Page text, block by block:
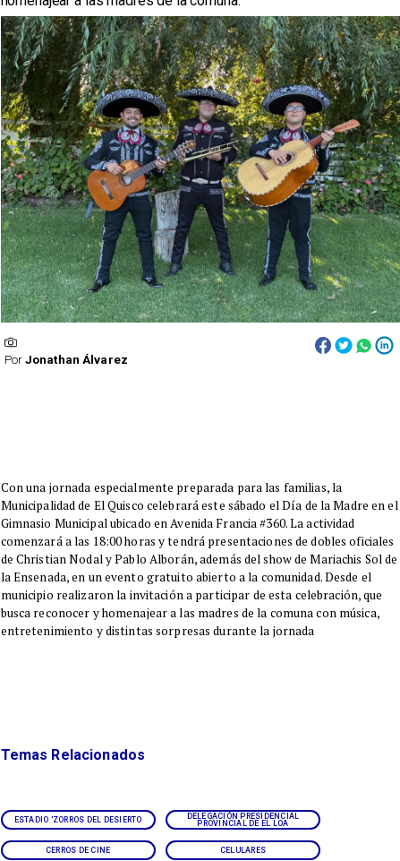
Por Jonathan Álvarez
​Con una jornada especialmente preparada para las familias, la
Municipalidad de El Quisco celebrará este sábado el Día de la Madre en el
Gimnasio Municipal ubicado en Avenida Francia #360. La actividad
comenzará a las 18:00 horas y tendrá presentaciones de dobles oficiales
de Christian Nodal y Pablo Alborán, además del show de Mariachis Sol de
la Ensenada, en un evento gratuito abierto a la comunidad. Desde el
municipio realizaron la invitación a participar de esta celebración, que
busca reconocer y homenajear a las madres de la comuna con música,
entretenimiento y distintas sorpresas durante la jornada
ESTADIO 'ZORROS DEL DESIERTO
DELEGACIÓN PRESIDENCIAL
PROVINCIAL DE EL LOA
CERROS DE CINE CELULARES
Temas Relacionados